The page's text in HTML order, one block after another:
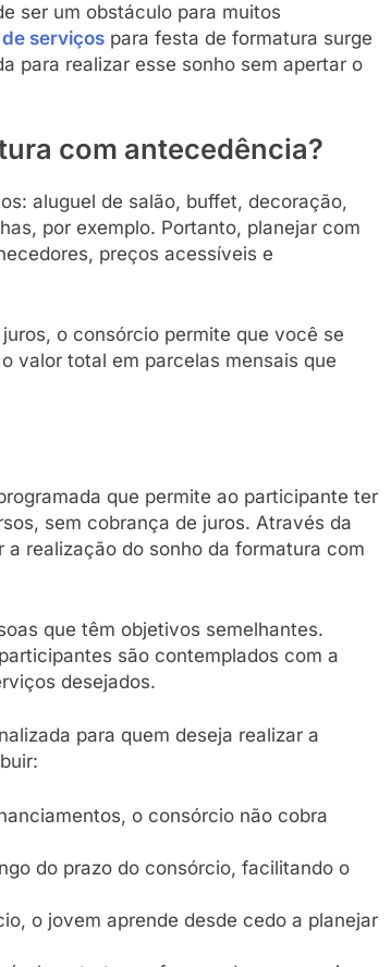
ser um obstáculo para muitos
serviços para festa de formatura surge
para realizar esse sonho sem apertar o
com antecedência?
aluguel de salão, buffet, decoração,
por exemplo. Portanto, planejar com
preços acessíveis e
o consórcio permite que você se
valor total em parcelas mensais que
que permite ao participante ter
sem cobrança de juros. Através da
realização do sonho da formatura com
que têm objetivos semelhantes.
são contemplados com a
desejados.
para quem deseja realizar a
o consórcio não cobra
do prazo do consórcio, facilitando o
o jovem aprende desde cedo a planejar